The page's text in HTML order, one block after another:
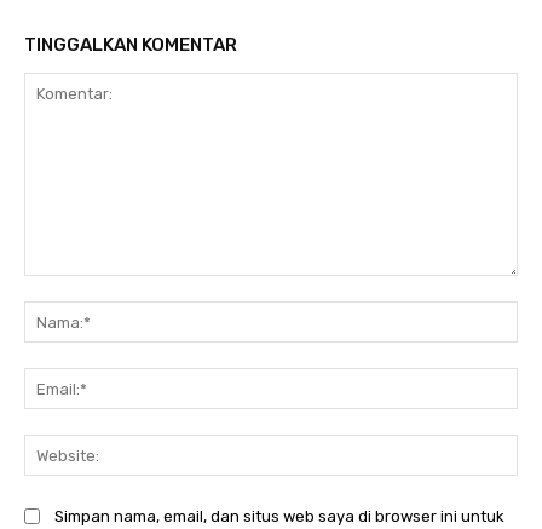
TINGGALKAN KOMENTAR
Simpan nama, email, dan situs web saya di browser ini untuk